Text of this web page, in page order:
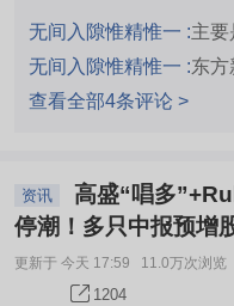
无间入隙惟精惟一 :主要
无间入隙惟精惟一 :东方
查看全部4条评论 >
资讯
高盛“唱多”+Rubin规模出货 PCB概念掀涨
停潮！多只中报预增
更新于 今天 17:59 11.0万次浏览
1204